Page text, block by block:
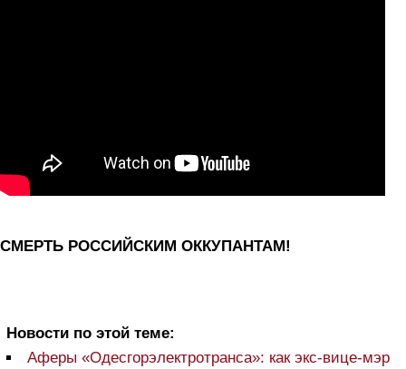
СМЕРТЬ РОССИЙСКИМ ОККУПАНТАМ!
Новости по этой теме:
Аферы «Одесгорэлектротранса»: как экс-вице-мэр